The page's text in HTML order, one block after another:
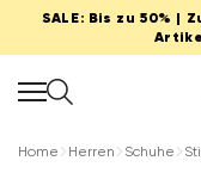
SALE: Bis zu 50%
Home Herren Schuhe